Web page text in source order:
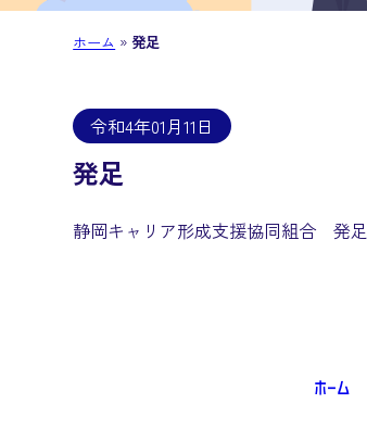
ホーム »発足
令和4年01月11日
発足
静岡キャリア形成支援協同組合 発足
ホーム